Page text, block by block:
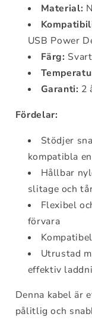
Material:
USB Power
Färg:
Garanti: 2
Fördelar:
Stödjer
kompatibla
Hållbar
slitage och
Flexibel
förvara
Utrustad
effektiv
Denna kabel är
pålitlig och